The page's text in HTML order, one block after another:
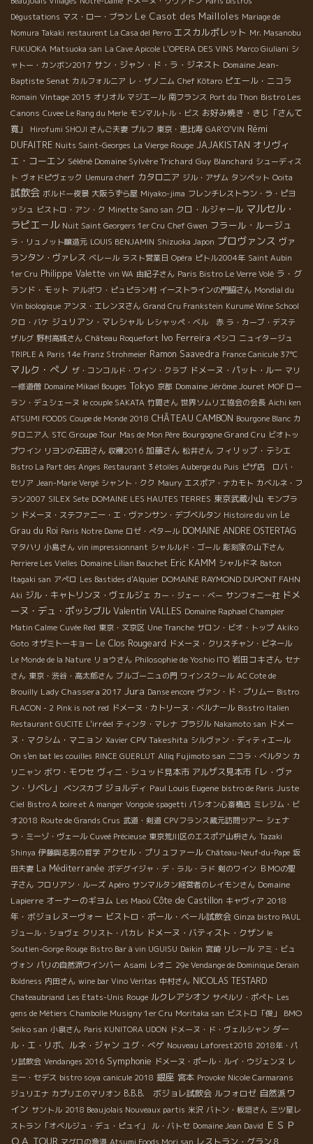
Dégustations マス・ロー・ブラン Le Casot des Mailloles Mariage de
Nomura Takaki restaurent La Casa del Perro エスカルポレット Mr. Masanobu
FUKUOKA Matsuoka san La Cave Apicole L'OPERA DES VINS Marco Giuliani シ
ャトー・カンボン2017 サン・ジャン・ド・ラ・ジネスト Domaine Jean-
Baptiste Senat カルフォルニア レ・ザノ二ム Chef Kôtaro ピエール・ニコラ
Romain Vintage 2015 オリオル マジエール 南フランス Port du Thon Bistro Les
Canons Cuvee Le Rang du Merle モンマルトル・ビス お好み焼き・きじ「さんて
寛」
Hirofumi SHOJI さんご夫妻 プルフ 東京・恵比寿 GAR'O'VIN Rémi
DUFAITRE Nuits Saint-Georges La Vierge Rouge JAJAKISTAN オリヴィ
エ・コーエン Séléné Domaine Sylvère Trichard Guy Blanchard シューディス
ト ヴォドピヴェック Uemura cherf カタロニア ジル・アザム タンペット Ooita
試飲会 ボルドー夜景 大阪うずら屋 Miyako-jima フレンチレストラン・ラ・ピヨ
ッシュ ビストロ・アン・ク Minette Sano san クロ・ルジャール マルセル・
ラピエ－ル Nuit Saint Georgers 1er Cru Chef Gwen フラール・ルージュ
ラ・リュノット醸造元 LOUIS BENJAMIN Shizuoka Japon プロヴァンス ヴァ
ランタン・ヴァレス ベレール ラスト営業日 Opéra ピトル2004年 Saint Aubin
1er Cru Philippe Valette vin WA 由紀子さん Paris Bistro Le Verre Volé ラ・グ
ランド・モット アルボワ・ピュピラン村 イーストラインの門脇さん Mondial du
Vin biologique アンヌ・エレンヌさん Grand Cru Frankstein Kurumé Wine School
クロ・バケ ジュリアン・マレシャル レシャッペ・ベル 赤 ラ・カーブ・デステ
ザルグ 野村高城さん Château Roquefort Ivo Ferreira ペシコ ニュイタージュ
TRIPLE A Paris 14e Franz Strohmeier Ramon Saavedra France Canicule 37℃
マルク・ぺノ ザ・コンコルド・ワイン・クラブ ドメーヌ・パット・ルー マリ
ー修道僧 Domaine Mikael Bouges Tokyo 京都 Domaine Jérôme Jouret MOF ロー
ラン・デュシェーヌ le couple SAKATA 竹間さん 世界ソムリエ協会の会長 Aichi ken
ATSUMI FOODS Coupe de Monde 2018 CHÂTEAU CAMBON Bourgone Blanc カ
タロニア人 STC Groupe Tour Mas de Mon Père Bourgogne Grand Cru ビオトッ
プワイン リヨンの石田さん 収穫2016 加藤さん 松井さん フィリップ・テシエ
Bistro La Part des Anges Restaurant 3 étoiles Auberge du Puis ピザ店 ロバ・
セリア Jean-Marie Vergé シャント・クク Maury エスポア・ナカモト カベルネ・フ
ラン2007 SILEX Sete DOMAINE LES HAUTES TERRES 東京武蔵小山 モンブラ
ン ドメーヌ・ステファニー・エ・ヴァンサン・デブベルタン Histoire du vin Le
Grau du Roi Paris Notre Dame ロゼ・ぺタール DOMAINE ANDRE OSTERTAG
マタハリ 小島さん vin impressionnant シャルルド・ゴール 彫刻家の山下さん
Perriere Les Vielles Domaine Lilian Bauchet Eric KAMM シャルドネ Baton
Itagaki san アぺロ Les Bastides d'Alquier DOMAINE RAYMOND DUPONT FAHN
Aki ジル・キャトリンヌ・ヴェルジェ カー・ジェー・ベー サンフォニー社 ドメ
ーヌ・デュ・ポッシブル Valentin VALLES Domaine Raphael Champier
Matin Calme Cuvée Red 東京・文京区 Une Tranche サロン・ビオ・トップ Akiko
Goto オザミトーキョー Le Clos Rougeard ドメーヌ・クリスチャン・ビネール
Le Monde de la Nature リョウさん Philosophie de Yoshio ITO 岩田コキさん セナ
さん 東京・渋谷・高太郎さん ブルゴーニュの門 ワインスクール AC Cote de
Brouilly Lady Chassera 2017 Jura Danse encore ヴァン・ド・プリムー Bistro
FLACON - 2 Pink is not red ドメーヌ・カトリーヌ・ベルナール Bisstro Italien
Restaurant GUCITE L'irréel ティンタ・マレナ ブラジル Nakamoto san ドメー
ヌ・マクシム・マニョン Xavier CPV Takeshita シルヴァン・ディティエール
On s'en bat les couilles RINCE GUERLUT Alliq Fujimoto san ニコラ・ベルタン カ
リニャン ボワ・モワセ ヴィニ・シュッド見本市 アルザス見本市「レ・ヴァ
ン・リベレ」
ベンスカブ ジョルディ Paul Louis Eugene bistro de Paris Juste
Ciel Bistro A boire et A manger Vongole spagetti パシオン心斎橋店 ミレジム・ビ
オ2018 Route de Grands Crus 武道・剣道 CPVフランス蔵元訪問ツアー シェナ
ラ・ミーゾ・ヴェール Cuveé Précieuse 東京荒川区のエスポア山枡さん Tazaki
Shinya 伊藤與志男の哲学 アクセル・プリュファール Château-Neuf-du-Pape 坂
田夫妻 La Méditerranée ボデグイジャ・デ・ラル・ラド 剣のワイン ＢＭОの聖
子さん フロリアン・ルーズ Apéro サンマルタン経営者のレイモンさん Domaine
Lapierre オーナーのギヨム Les Maoù Côte de Castillon キャヴィア 2018
年・ボジョレヌーヴォー ビストロ・ポール・ベール試飲会 Ginza bistro PAUL
ジュール・ショヴェ クリスト・パカレ ドメーヌ・バティスト・クザン le
Soutien-Gorge Rouge Bistro Bar à vin UGUISU Daikin 宮崎 リレール アミ・ビュ
ヴォン パリの自然派ワインバー Asami レオニ 29e Vendange de Dominique Derain
Boldness 内田さん wine bar Vino Veritas 中村さん NICOLAS TESTARD
Chateaubriand Les Etats-Unis Rouge ルクレアシオン サぺルリ・ポぺト Les
gens de Métiers Chambolle Musigny 1er Cru Moritaka san ビストロ「俊」
BMO
Seiko san 小泉さん Paris KUNITORA UDON ドメーヌ・ド・ヴェルシャン ダー
ル・エ・リボ、ルネ・ジャン ユグ・べゲ Nouveau Laforest2018 2018年・パ
リ試飲会 Vendanges 2016 Symphonie ドメーヌ・ポール・ルイ・ウジェンヌ レ
ミー・セデス bistro soya canicule 2018 銀座 宮本 Provoke Nicole Carmarans
ジュリエナ カプリエのマリオン B.B.B. ボジョレ試飲会 ルフォロゼ 自然派ワ
イン サントル 2018 Beaujolais Nouveaux partis 米沢 バトン・板垣さん 三ツ星レ
ストラン「オベルジュ・デュ・ピュイ」
ル・バトセ Domaine Jean David ＥＳＰ
ＯＡ TOUR
レストラン・グラン８